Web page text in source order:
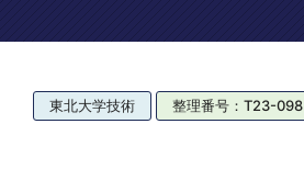
東北大学技術 整理番号：T23-098